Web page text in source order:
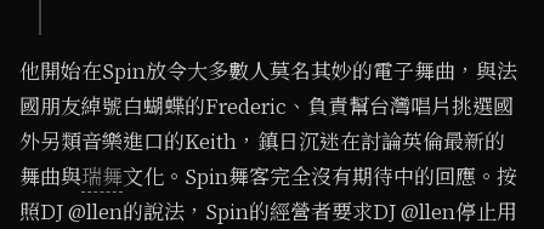
他開始在Spin放令大多數人莫名其妙的電子舞曲，與法
國朋友綽號白蝴蝶的Frederic、負責幫台灣唱片挑選國
外另類音樂進口的Keith，鎮日沉迷在討論英倫最新的
舞曲與瑞舞文化。Spin舞客完全沒有期待中的回應。按
照DJ @llen的說法，Spin的經營者要求DJ @llen停止用